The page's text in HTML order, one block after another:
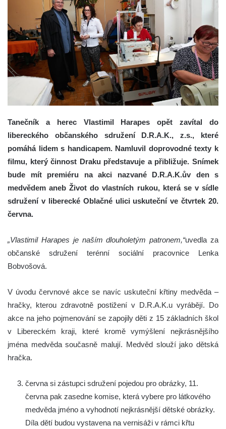
Tanečník a herec Vlastimil Harapes opět zavítal do
libereckého občanského sdružení D.R.A.K., z.s., které
pomáhá lidem s handicapem. Namluvil doprovodné texty k
filmu, který činnost Draku představuje a přibližuje. Snímek
bude mít premiéru na akci nazvané D.R.A.K.ův den s
medvědem aneb Život do vlastních rukou, která se v sídle
sdružení v liberecké Oblačné ulici uskuteční ve čtvrtek 20.
června.
„Vlastimil Harapes je naším dlouholetým patronem,“uvedla za
občanské sdružení terénní sociální pracovnice Lenka
Bobvošová.
V úvodu červnové akce se navíc uskuteční křtiny medvěda –
hračky, kterou zdravotně postižení v D.R.A.K.u vyrábějí. Do
akce na jeho pojmenování se zapojily děti z 15 základních škol
v Libereckém kraji, které kromě vymýšlení nejkrásnějšího
jména medvěda současně malují. Medvěd slouží jako dětská
hračka.
června si zástupci sdružení pojedou pro obrázky, 11.
června pak zasedne komise, která vybere pro látkového
medvěda jméno a vyhodnotí nejkrásnější dětské obrázky.
Díla dětí budou vystavena na vernisáži v rámci křtu